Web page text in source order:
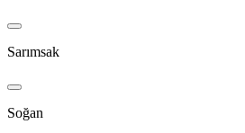
Sarımsak
Soğan